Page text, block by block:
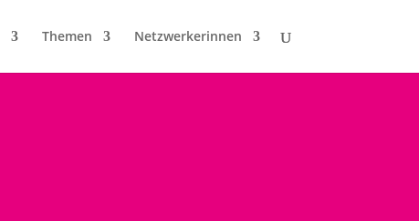
Themen Netzwerkerinnen